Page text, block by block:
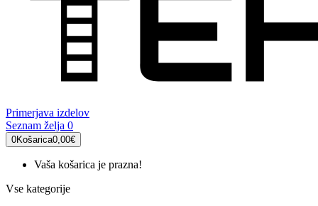
Primerjava izdelov
Seznam želja 0
0Košarica0,00€
Vaša košarica je prazna!
Vse kategorije